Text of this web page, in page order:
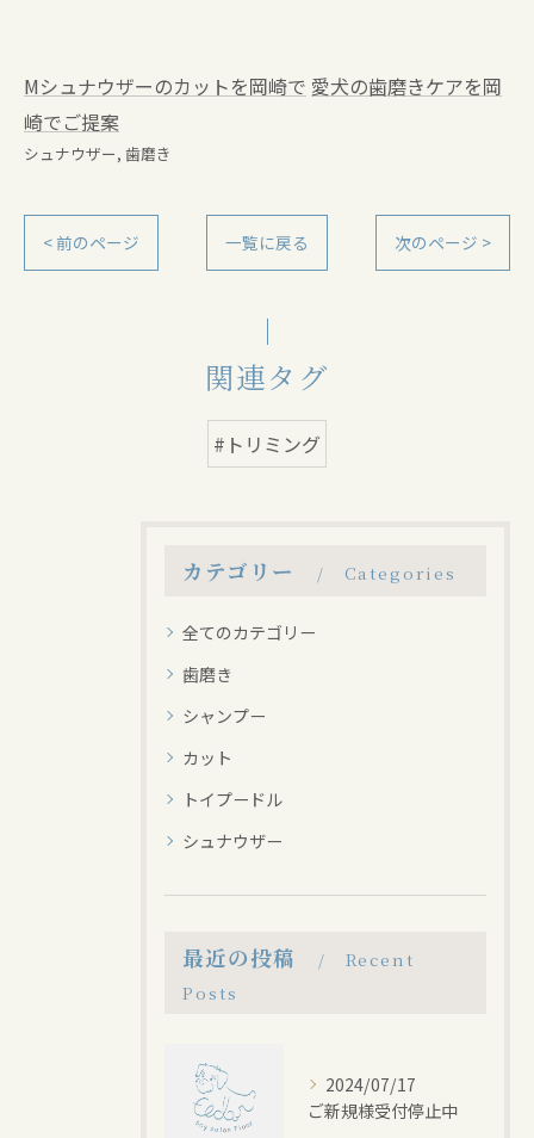
Mシュナウザーのカットを岡崎で 愛犬の歯磨きケアを岡
崎でご提案
シュナウザー 歯磨き
< 前のページ 一覧に戻る 次のページ >
関連タグ
#トリミング
カテゴリー Categories
全てのカテゴリー
歯磨き
シャンプー
カット
トイプードル
シュナウザー
最近の投稿
Recent
Posts
2024/07/17
ご新規様受付停止中